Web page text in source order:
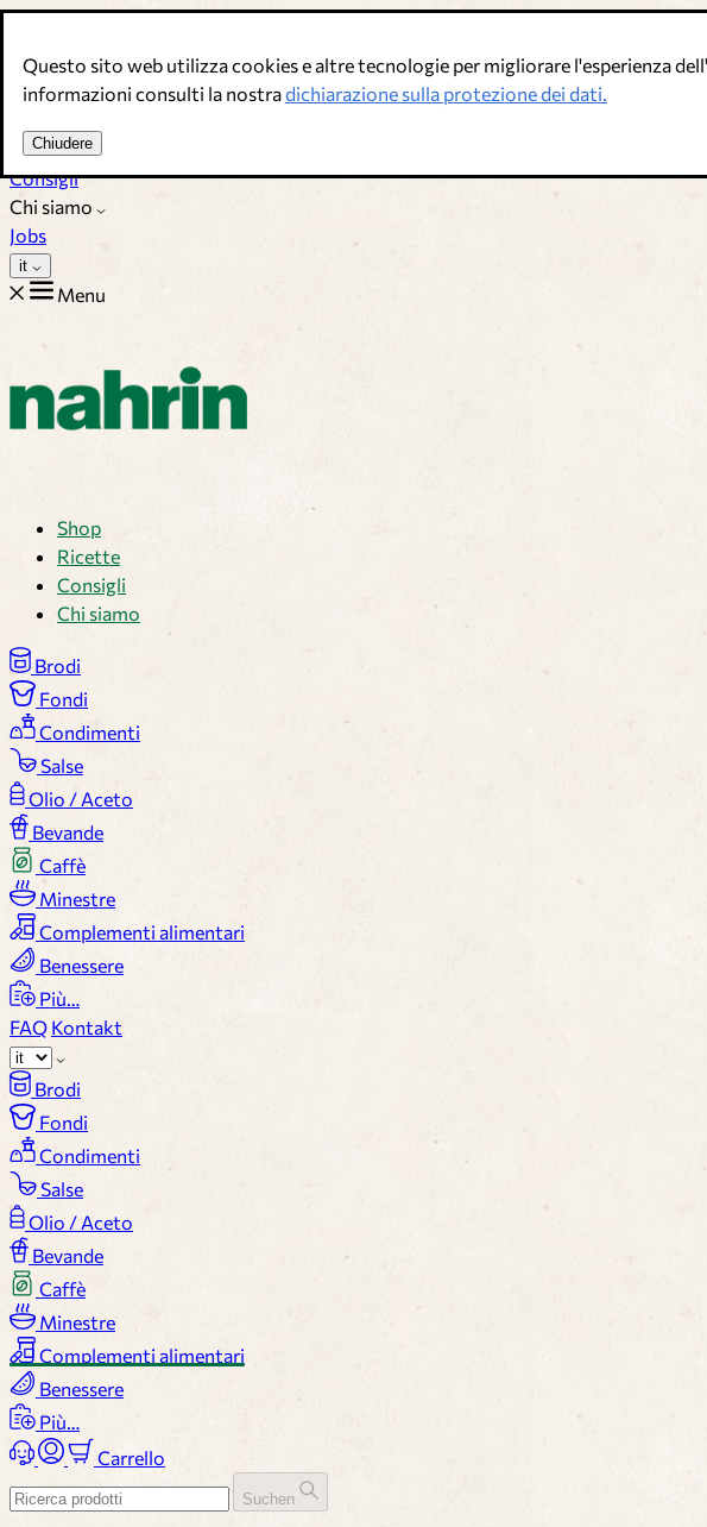
Questo sito web utilizza cookies e altre tecnologie per migliorare l'esperienza
informazioni consulti la nostradichiarazione sulla protezione dei dati.
Chiudere
Brodi, condimenti & complementi alimentari. Qualità svizzera.
Ricette
Consigli
Chi siamo
Jobs
it
Menu
Shop
Ricette
Consigli
Chi siamo
Brodi
Fondi
Condimenti
Salse
Olio / Aceto
Bevande
Caffè
Minestre
Complementi alimentari
Benessere
Più…
FAQ Kontakt
Brodi
Fondi
Condimenti
Salse
Olio / Aceto
Bevande
Caffè
Minestre
Complementi alimentari
Benessere
Più…
Carrello
Suchen